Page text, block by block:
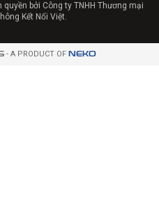
bởi Công ty TNHH Thương mại
Kết Nối Việt.
- A PRODUCT OF NEKO